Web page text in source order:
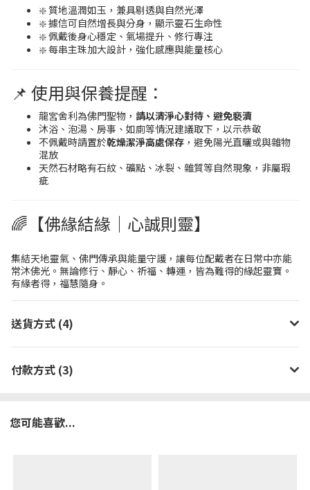
❇️ 質地溫潤如玉，兼具剔透與自然光澤
❇️ 據信可自然增長與分身，顯示靈石生命性
❇️ 佩戴後身心穩定、氣場提升、修行專注
❇️ 每串主珠加大設計，強化感應與能量核心
📌 使用與保養提醒：
龍宮舍利為佛門聖物， 請以清淨心對待、避免褻瀆
沐浴、泡湯、房事、如廁等情況建議取下，以示恭敬
不佩戴時請置於乾燥潔淨高處保存 ，避免陽光直曬或與雜物
混放
天然石材略有石紋、礦點、冰裂、雜質等自然現象，非屬瑕
疵
🌈【佛緣結緣｜心誠則靈】
集結天地靈氣、佛門傳承與能量守護，讓每位配戴者在日常中亦能
常沐佛光。無論修行、靜心、祈福、轉運，皆為難得的緣起靈寶。
有緣者得，福慧隨身。
送貨方式 (4)
付款方式 (3)
您可能喜歡...